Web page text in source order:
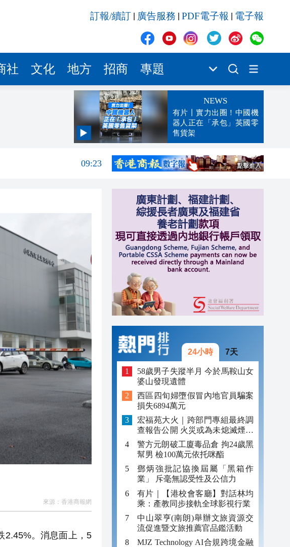
訂報/續訂 廣告服務 PDF電子報 電子報
社 文化 地方 招商 專題
NEWS
有片丨實力出圈！中國機
器人正在「承包」英國零
售貨架
09:43
09:23
04:29
庭
00:45
來源： 香港商報網
2.45%。消息面上，5
24小時 7天
58歲男子失蹤半月 今於馬鞍山女
婆山發現遺體
西區四旬婦墮假冒內地官員騙案
損失6894萬元
宏福苑大火｜跨部門專組最終調
查報告公開 火災或為未熄滅煙頭
引發
警方元朗破工廈毒品倉 拘24歲黑
幫男 檢100萬元依托咪酯
鄧炳強批記協換屆屬「黑箱作
業」 斥毫無認受性及公信力
有片｜【港校會客廳】對話林均
乘：產教同步接軌全球影視行業
中山翠亨(南朗)舉辦文旅資源交
流促進暨文旅推薦官品鑑活動
MJZ Technology AI合規跨境金融